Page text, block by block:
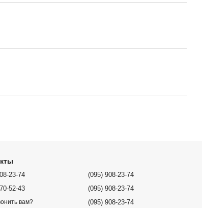
23-74
52-43
вам?
(095) 908-23-74
(095) 908-23-74
(095) 908-23-74